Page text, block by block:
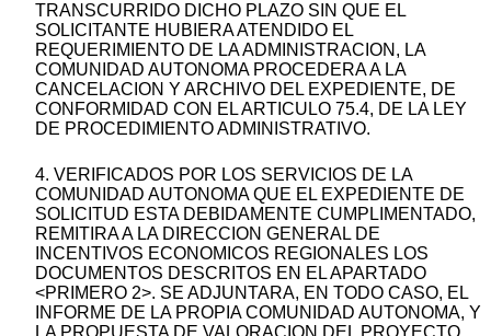
TRANSCURRIDO DICHO PLAZO SIN QUE EL
SOLICITANTE HUBIERA ATENDIDO EL
REQUERIMIENTO DE LA ADMINISTRACION, LA
COMUNIDAD AUTONOMA PROCEDERA A LA
CANCELACION Y ARCHIVO DEL EXPEDIENTE, DE
CONFORMIDAD CON EL ARTICULO 75.4, DE LA LEY
DE PROCEDIMIENTO ADMINISTRATIVO.
4. VERIFICADOS POR LOS SERVICIOS DE LA
COMUNIDAD AUTONOMA QUE EL EXPEDIENTE DE
SOLICITUD ESTA DEBIDAMENTE CUMPLIMENTADO,
REMITIRA A LA DIRECCION GENERAL DE
INCENTIVOS ECONOMICOS REGIONALES LOS
DOCUMENTOS DESCRITOS EN EL APARTADO
<PRIMERO 2>. SE ADJUNTARA, EN TODO CASO, EL
INFORME DE LA PROPIA COMUNIDAD AUTONOMA, Y